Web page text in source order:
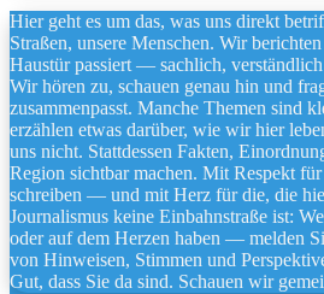
Hier geht es um das, was uns direkt
Straßen, unsere Menschen. Wir
Haustür passiert — sachlich,
Wir hören zu, schauen genau hin und
zusammenpasst. Manche Themen sind
erzählen etwas darüber, wie wir hier
uns nicht. Stattdessen Fakten,
Region sichtbar machen. Mit Respekt
schreiben — und mit Herz für die, die
Journalismus keine Einbahnstraße ist:
oder auf dem Herzen haben — melden
von Hinweisen, Stimmen und
Gut, dass Sie da sind. Schauen wir